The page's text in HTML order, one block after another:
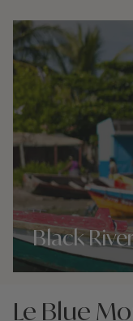
Black
Le Blue